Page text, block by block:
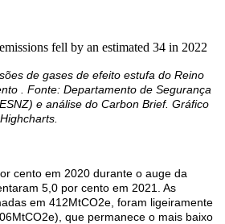
de gases de efeito estufa do Reino
. Fonte: Departamento de Segurança
e análise do Carbon Brief. Gráfico
cento em 2020 durante o auge da
5,0 por cento em 2021. As
em 412MtCO2e, foram ligeiramente
que permanece o mais baixo